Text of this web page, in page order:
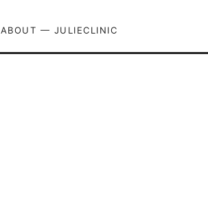
ABOUT — JULIECLINIC